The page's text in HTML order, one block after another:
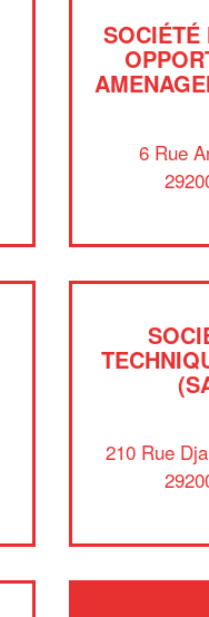
SOCIÉTÉ
6 Rue
210 Rue